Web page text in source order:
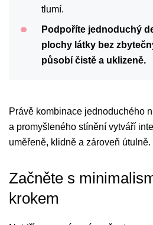
tlumí.
Podpoříte jednoduchý
plochy látky bez
působí čistě a uklizeně.
Právě kombinace jednoduchého
a promyšleného stínění vytváří
uměřeně, klidně a zároveň útulně.
Začněte s
krokem